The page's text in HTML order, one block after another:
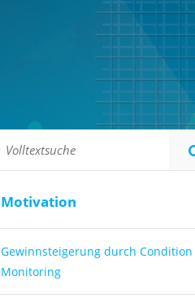
Motivation
Gewinnsteigerung durch Condition
Monitoring